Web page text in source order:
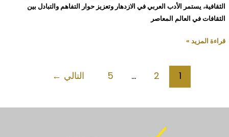
الثقافية، يستمر الأدب العربي في الازدهار وتعزيز حوار التفاهم والتبادل بين
الثقافات في العالم المعاصر
قراءة المزيد »
1
2
…
5 التالي ←